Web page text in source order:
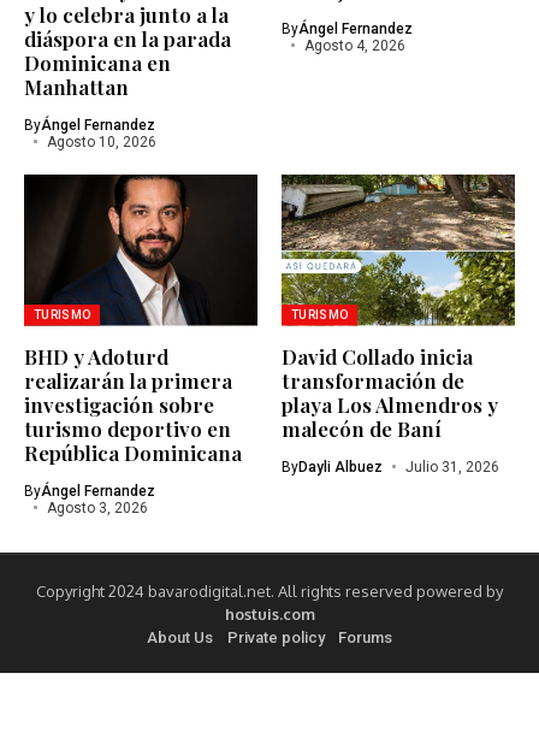
y lo celebra junto a la
diáspora en la parada
Dominicana en
Manhattan
ByÁngel Fernandez
Agosto 10, 2026
ByÁngel Fernandez
Agosto 4, 2026
TURISMO
BHD y Adoturd
realizarán la primera
investigación sobre
turismo deportivo en
República Dominicana
ByÁngel Fernandez
Agosto 3, 2026
TURISMO
David Collado inicia
transformación de
playa Los Almendros y
malecón de Baní
ByDayli Albuez Julio 31, 2026
Copyright 2024 bavarodigital.net. All rights reserved powered by
hostuis.com
About Us Private policy Forums